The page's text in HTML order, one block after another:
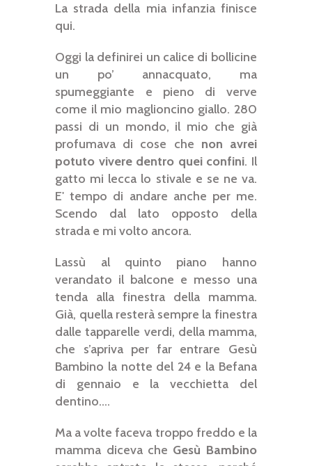
La strada della mia infanzia finisce
qui.
Oggi la definirei un calice di bollicine
un po’ annacquato, ma
spumeggiante e pieno di verve
come il mio maglioncino giallo. 280
passi di un mondo, il mio che già
profumava di cose che non avrei
potuto vivere dentro quei confini. Il
gatto mi lecca lo stivale e se ne va.
E' tempo di andare anche per me.
Scendo dal lato opposto della
strada e mi volto ancora.
Lassù al quinto piano hanno
verandato il balcone e messo una
tenda alla finestra della mamma.
Già, quella resterà sempre la finestra
dalle tapparelle verdi, della mamma,
che s’apriva per far entrare Gesù
Bambino la notte del 24 e la Befana
di gennaio e la vecchietta del
dentino….
Ma a volte faceva troppo freddo e la
mamma diceva che Gesù Bambino